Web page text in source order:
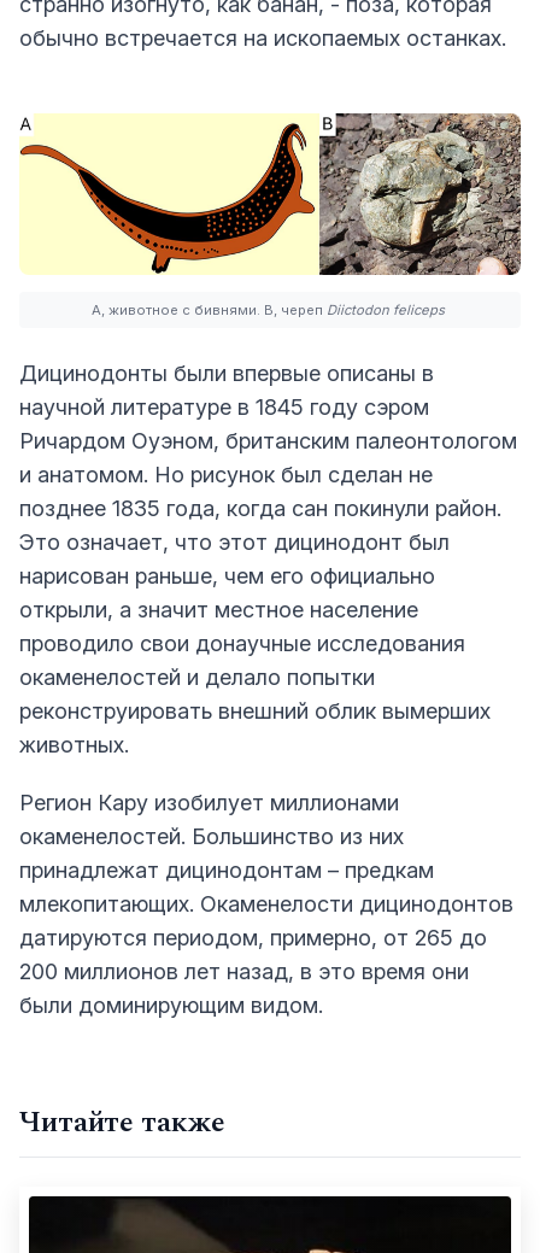
обычно встречается на ископаемых останках.
A, животное с бивнями. B, череп Diictodon feliceps
Дицинодонты были впервые описаны в
научной литературе в 1845 году сэром
Ричардом Оуэном, британским палеонтологом
и анатомом. Но рисунок был сделан не
позднее 1835 года, когда сан покинули район.
Это означает, что этот дицинодонт был
нарисован раньше, чем его официально
открыли, а значит местное население
проводило свои донаучные исследования
окаменелостей и делало попытки
реконструировать внешний облик вымерших
животных.
Регион Кару изобилует миллионами
окаменелостей. Большинство из них
принадлежат дицинодонтам – предкам
млекопитающих. Окаменелости дицинодонтов
датируются периодом, примерно, от 265 до
200 миллионов лет назад, в это время они
были доминирующим видом.
Читайте также